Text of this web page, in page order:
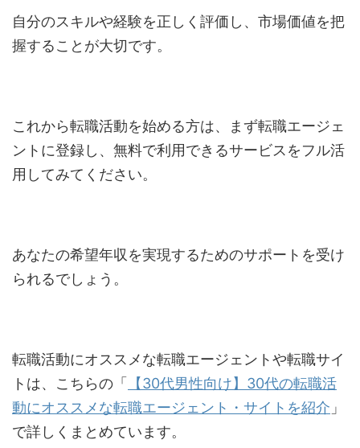
自分のスキルや経験を正しく評価し、市場価値を把
握することが大切です。
これから転職活動を始める方は、まず転職エージェ
ントに登録し、無料で利用できるサービスをフル活
用してみてください。
あなたの希望年収を実現するためのサポートを受け
られるでしょう。
転職活動にオススメな転職エージェントや転職サイ
トは、こちらの「
【30代男性向け】30代の転職活
動にオススメな転職エージェント・サイトを紹介 」
で詳しくまとめています。